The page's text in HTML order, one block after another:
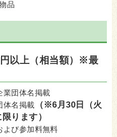
品
以上（相当額） ※最
業団体名掲載
体名掲載
（※6月30日（火
ります）
よび参加料無料